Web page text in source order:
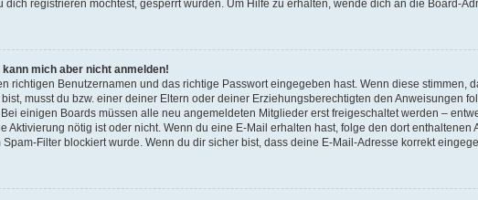
dich registrieren möchtest, gesperrt wurden. Um Hilfe zu erhalten, wende dich an die Board-
mich aber nicht anmelden!
richtigen Benutzernamen und das richtige Passwort eingegeben hast. Wenn diese stimmen,
musst du bzw. einer deiner Eltern oder deiner Erziehungsberechtigten den Anweisungen
einigen Boards müssen alle neu angemeldeten Mitglieder erst freigeschaltet werden –
Aktivierung nötig ist oder nicht. Wenn du eine E-Mail erhalten hast, folge den dort
Filter blockiert wurde. Wenn du dir sicher bist, dass deine E-Mail-Adresse korrekt